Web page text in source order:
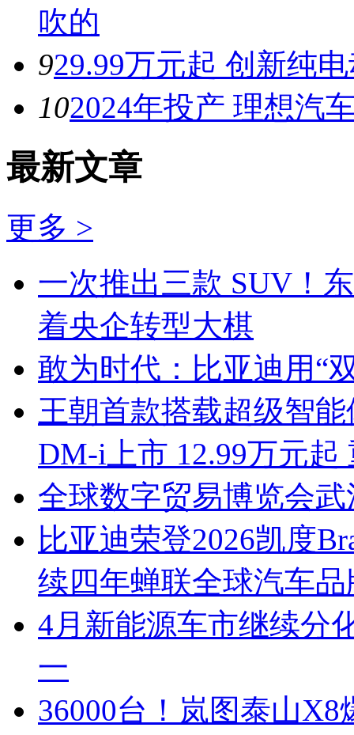
吹的
929.99万元起 创新纯
102024年投产 理想汽
最新文章
更多 >
一次推出三款 SUV！
着央企转型大棋
敢为时代：比亚迪用“
王朝首款搭载超级智
DM-i上市 12.99万元
全球数字贸易博览会
比亚迪荣登2026凯度
续四年蝉联全球汽车
4月新能源车市继续分
一
36000台！岚图泰山